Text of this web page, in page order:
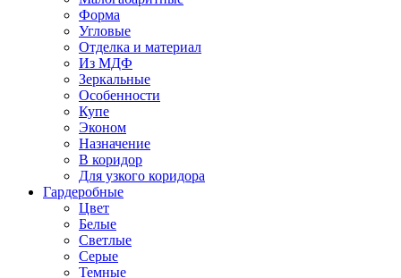
Форма
Угловые
Отделка и материал
Из МДФ
Зеркальные
Особенности
Купе
Эконом
Назначение
В коридор
Для узкого коридора
Гардеробные
Цвет
Белые
Светлые
Серые
Темные